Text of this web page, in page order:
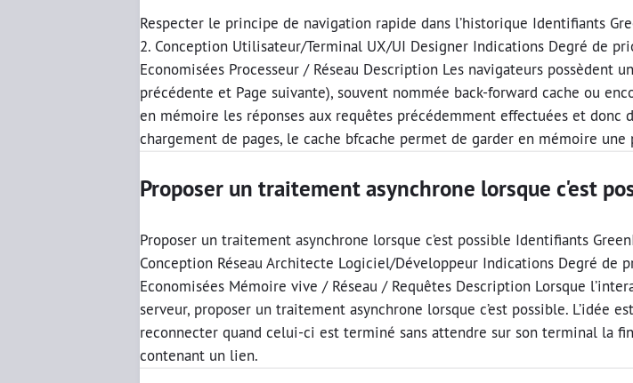
Respecter le principe de navigation rapide dans l’historique Identifiants
2. Conception Utilisateur/Terminal UX/UI Designer Indications Degré de
Economisées Processeur / Réseau Description Les navigateurs possèdent
précédente et Page suivante), souvent nommée back-forward cache ou
en mémoire les réponses aux requêtes précédemment effectuées et
chargement de pages, le cache bfcache permet de garder en mémoire une
Proposer un traitement asynchrone lorsque c'est
Proposer un traitement asynchrone lorsque c’est possible Identifiants
Conception Réseau Architecte Logiciel/Développeur Indications Degré de
Economisées Mémoire vive / Réseau / Requêtes Description Lorsque
serveur, proposer un traitement asynchrone lorsque c’est possible. L’idée
reconnecter quand celui-ci est terminé sans attendre sur son terminal la
contenant un lien.